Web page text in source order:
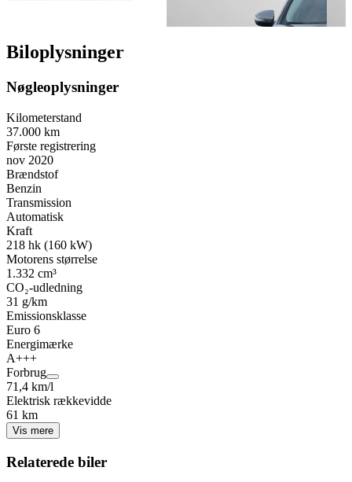
Biloplysninger
Nøgleoplysninger
Kilometerstand
37.000 km
Første registrering
nov 2020
Brændstof
Benzin
Transmission
Automatisk
Kraft
218 hk (160 kW)
Motorens størrelse
1.332 cm³
CO₂-udledning
31 g/km
Emissionsklasse
Euro 6
Energimærke
A+++
Forbrug
71,4 km/l
Elektrisk rækkevidde
61 km
Vis mere
Relaterede biler